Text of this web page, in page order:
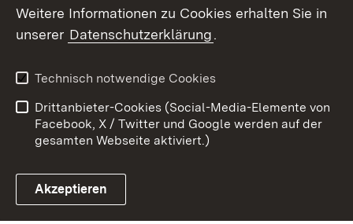
Link zum Landesportal
Barrierefreiheit
Benutzungshinweise
Impressum
Cookies
Weitere Informationen zu Cookies erhalten Sie in
unserer Datenschutzerklärung.
Technisch notwendige Cookies
Drittanbieter-Cookies (Social-Media-Elemente von
Facebook, X / Twitter und Google werden auf der
gesamten Webseite aktiviert.)
Akzeptieren